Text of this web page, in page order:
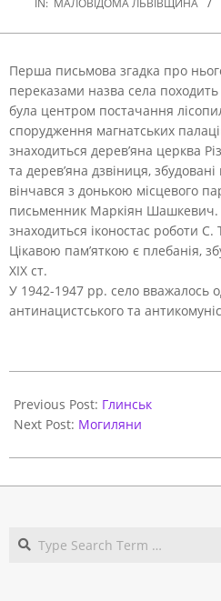
IN: МАЛОВІДОМА ЛЬВІВЩИНА
Перша письмова згадка про
переказами назва села походить
була центром постачання
спорудження магнатських
знаходиться дерев’яна церква
та дерев’яна дзвіниця,
вінчався з донькою місцевого
письменник Маркіян Шашкевич.
знаходиться іконостас роботи
Цікавою пам’яткою є плебанія,
ХІХ ст.
У 1942-1947 рр. село вважалось
антинацистського та
10-
16
Previous Post: Глинськ
Next Post: Могиляни